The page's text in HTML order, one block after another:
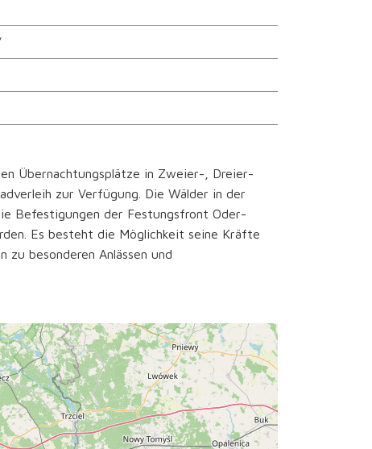
Übernachtungsplätze in Zweier-, Dreier-
zur Verfügung. Die Wälder in der
Befestigungen der Festungsfront Oder-
Es besteht die Möglichkeit seine Kräfte
besonderen Anlässen und